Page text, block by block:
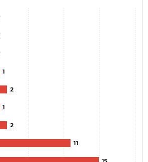
1
2
1
2
11